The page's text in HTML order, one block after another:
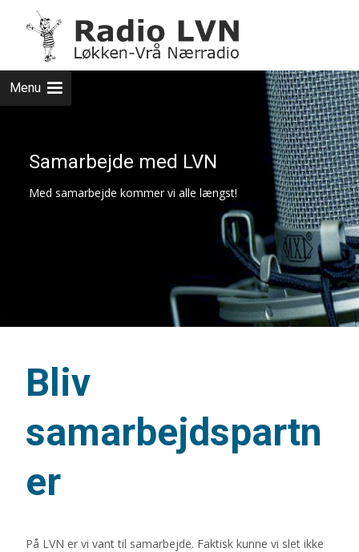
Menu
Samarbejde med LVN
Med samarbejde kommer vi alle længst!
Bliv
samarbejdspartn
er
På LVN er vi vant til samarbejde. Faktisk kunne vi slet ikke